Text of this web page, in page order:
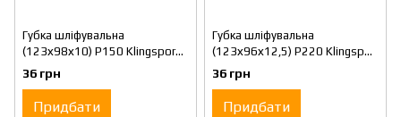
Губка шліфувальна
(123х98х10) P150 Klingspor
SW 501 (271083)
36 грн
Придбати
Губка шліфувальна
(123х96х12,5) P220 Klingspor
SW 501 (125282)
36 грн
Придбати